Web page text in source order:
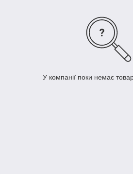
У компанії поки немає